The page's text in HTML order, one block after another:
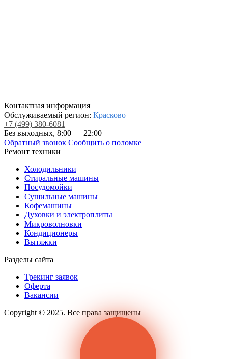
Контактная информация
Обслуживаемый регион: Красково
+7 (499) 380-6081
Без выходных, 8:00 — 22:00
Обратный звонок Сообщить о поломке
Ремонт техники
Холодильники
Стиральные машины
Посудомойки
Сушильные машины
Кофемашины
Духовки и электроплиты
Микроволновки
Кондиционеры
Вытяжки
Разделы сайта
Трекинг заявок
Оферта
Вакансии
Copyright © 2025. Все права защищены